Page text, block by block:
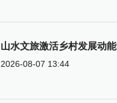
山水文旅激活乡村发展动能
2026-08-07 13:44